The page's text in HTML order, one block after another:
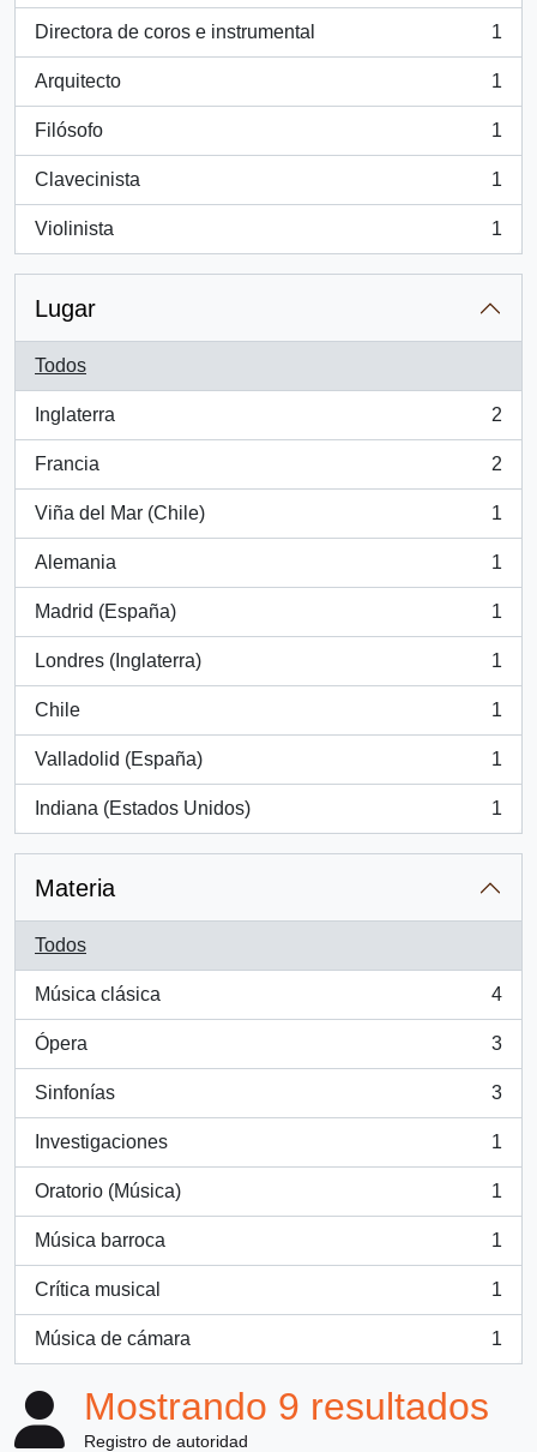
Directora de coros e instrumental
, 1 resultados
1
Arquitecto
, 1 resultados
1
Filósofo
, 1 resultados
1
Clavecinista
, 1 resultados
1
Violinista
, 1 resultados
1
Lugar
Todos
Inglaterra
, 2 resultados
2
Francia
, 2 resultados
2
Viña del Mar (Chile)
, 1 resultados
1
Alemania
, 1 resultados
1
Madrid (España)
, 1 resultados
1
Londres (Inglaterra)
, 1 resultados
1
Chile
, 1 resultados
1
Valladolid (España)
, 1 resultados
1
Indiana (Estados Unidos)
, 1 resultados
1
Materia
Todos
Música clásica
, 4 resultados
4
Ópera
, 3 resultados
3
Sinfonías
, 3 resultados
3
Investigaciones
, 1 resultados
1
Oratorio (Música)
, 1 resultados
1
Música barroca
, 1 resultados
1
Crítica musical
, 1 resultados
1
Música de cámara
, 1 resultados
1
Mostrando 9 resultados
Registro de autoridad